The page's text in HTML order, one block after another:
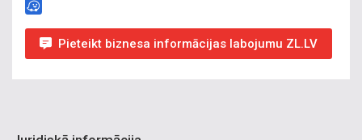
Pieteikt biznesa informācijas labojumu ZL.LV